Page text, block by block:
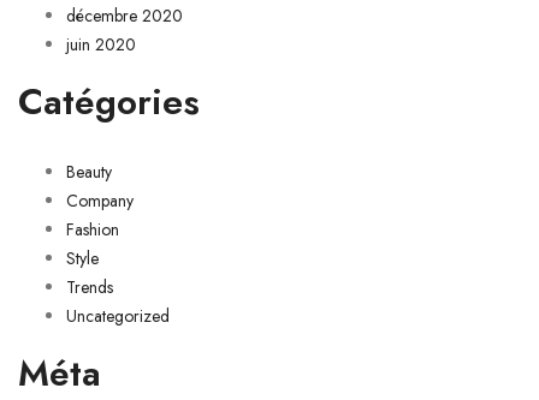
décembre 2020
juin 2020
Catégories
Beauty
Company
Fashion
Style
Trends
Uncategorized
Méta